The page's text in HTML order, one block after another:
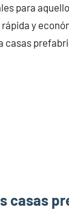
para
y
casas
casas